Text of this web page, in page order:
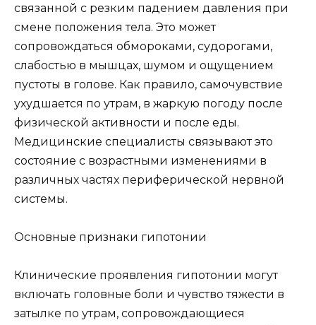
связанной с резким падением давления при
смене положения тела. Это может
сопровождаться обмороками, судорогами,
слабостью в мышцах, шумом и ощущением
пустоты в голове. Как правило, самочувствие
ухудшается по утрам, в жаркую погоду после
физической активности и после еды.
Медицинские специалисты связывают это
состояние с возрастными изменениями в
различных частях периферической нервной
системы.
Основные признаки гипотонии
Клинические проявления гипотонии могут
включать головные боли и чувство тяжести в
затылке по утрам, сопровождающиеся